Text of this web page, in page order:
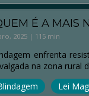
É A MAIS
2025 | 115 min
enfrenta
na zona rural
Lei